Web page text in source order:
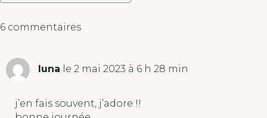
6 commentaires
luna le 2 mai 2023 à 6 h 28 min
j’en fais souvent, j’adore !!
l